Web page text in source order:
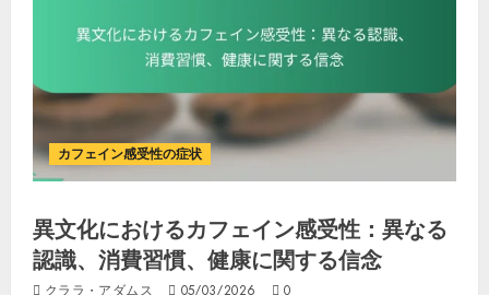
カフェイン感受性の症状
異文化におけるカフェイン感受性：異なる
認識、消費習慣、健康に関する信念
クララ・アダムス 05/03/2026 0